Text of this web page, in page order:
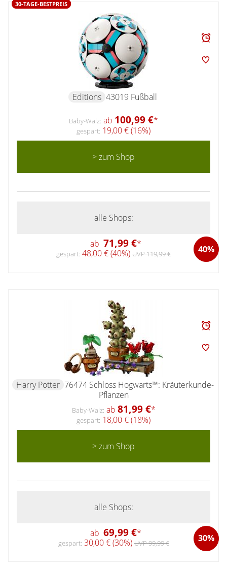
30-TAGE-BESTPREIS
Editions 43019 Fußball
Baby-Walz: ab 100,99 €*
gespart: 19,00 € (16%)
> zum Shop
alle Shops:
ab 71,99 €* 40%
gespart: 48,00 € (40%) UVP 119,99 €
Harry Potter 76474 Schloss Hogwarts™: Kräuterkunde-
Pflanzen
Baby-Walz: ab 81,99 €*
gespart: 18,00 € (18%)
> zum Shop
alle Shops:
ab 69,99 €* 30%
gespart: 30,00 € (30%)UVP 99,99 €